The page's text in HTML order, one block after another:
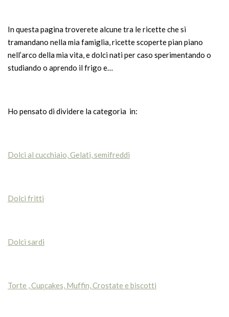
In questa pagina troverete alcune tra le ricette che si
tramandano nella mia famiglia, ricette scoperte pian piano
nell’arco della mia vita, e dolci nati per caso sperimentando o
studiando o aprendo il frigo e…
Ho pensato di dividere la categoria in:
Dolci al cucchiaio, Gelati, semifreddi
Dolci fritti
Dolci sardi
Torte , Cupcakes, Muffin, Crostate e biscotti